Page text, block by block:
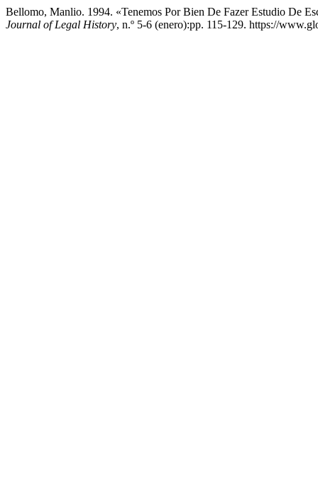
Bellomo, Manlio. 1994. «Tenemos Por Bien De Fazer Estudio De
Journal of Legal History, n.º 5-6 (enero):pp. 115-129. https://